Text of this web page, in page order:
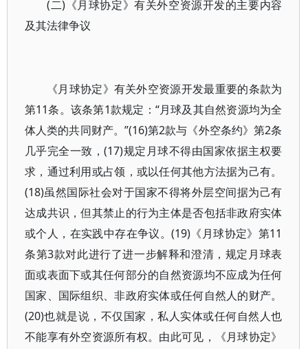
(二)《月球协定》有关外空资源开发的主要内容
及其法律争议
《月球协定》有关外空资源开发最重要的条款为
第11条。该条第1款规定：“月球及其自然资源均为全
体人类的共同财产。”(16)第2款与《外空条约》第2条
几乎完全一致，(17)规定月球不得由国家依据主权要
求，通过利用或占领，或以任何其他方法据为己有。
(18)虽然国际社会对于国家不得将外层空间据为己有
达成共识，但其禁止的行为主体是否包括非政府实体
或个人，在实践中存在争议。(19)《月球协定》第11
条第3款对此进行了进一步解释和澄清，规定月球表
面或表面下或其任何部分的自然资源均不应成为任何
国家、国际组织、非政府实体或任何自然人的财产。
(20)也就是说，不仅国家，私人实体或任何自然人也
不能享有外空资源所有权。由此可见，《月球协定》